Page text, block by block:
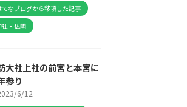
てなブログから移項した記事
社・仏閣
大社上社の前宮と本宮に
参り
6/12